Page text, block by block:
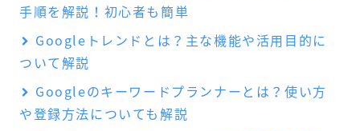
手順を解説！初心者も簡単
Googleトレンドとは？主な機能や活用目的に
ついて解説
Googleのキーワードプランナーとは？使い方
や登録方法についても解説